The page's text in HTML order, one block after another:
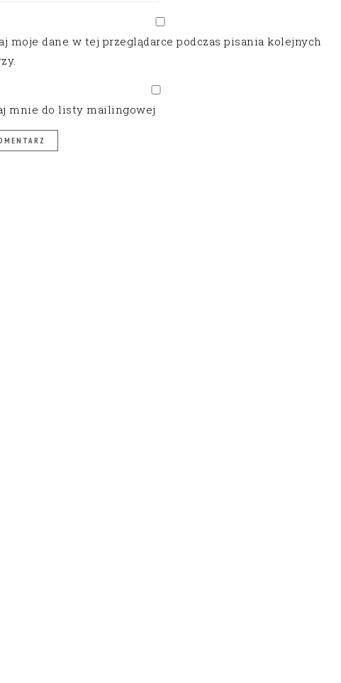
moje dane w tej przeglądarce podczas pisania kolejnych
mnie do listy mailingowej